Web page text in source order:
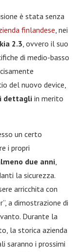
è stata senza
finlandese, nei
2.3, ovvero il suo
di medio-basso
del nuovo device,
dettagli in merito
un certo
i propri
due anni,
la sicurezza.
arricchita con
a dimostrazione di
Durante la
la storica azienda
saranno i prossimi